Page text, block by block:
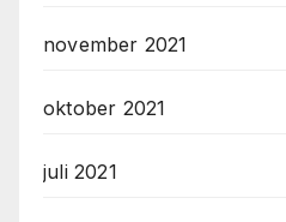
november 2021
oktober 2021
juli 2021